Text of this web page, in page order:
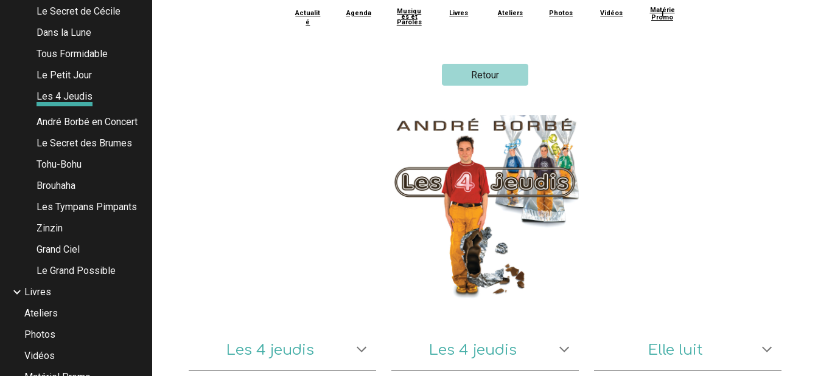
Le Secret de Cécile
Dans la Lune
Tous Formidable
Le Petit Jour
Les 4 Jeudis
André Borbé en Concert
Le Secret des Brumes
Tohu-Bohu
Brouhaha
Les Tympans Pimpants
Zinzin
Grand Ciel
Le Grand Possible
Livres
Ateliers
Photos
Vidéos
Actualit
é
Agenda Musiqu
es et
Paroles
Livres Ateliers Photos Vidéos Matérie
l
Promo
Retour
Les 4 jeudis Les 4 jeudis Elle luit